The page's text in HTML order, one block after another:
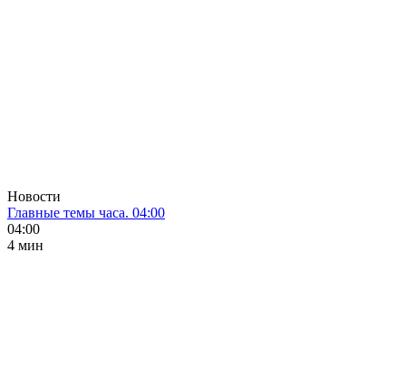
Новости
Главные темы часа. 04:00
04:00
4 мин